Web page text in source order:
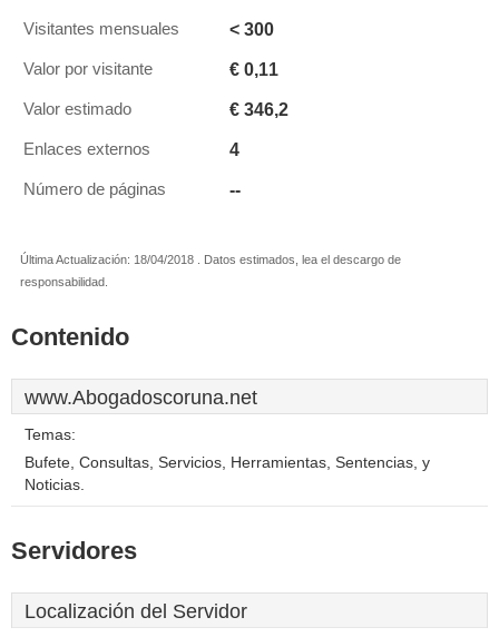
Visitantes mensuales < 300
Valor por visitante € 0,11
Valor estimado € 346,2
Enlaces externos 4
Número de páginas --
Última Actualización: 18/04/2018 . Datos estimados, lea el descargo de
responsabilidad.
Contenido
www.Abogadoscoruna.net
Temas:
Bufete, Consultas, Servicios, Herramientas, Sentencias, y
Noticias.
Servidores
Localización del Servidor